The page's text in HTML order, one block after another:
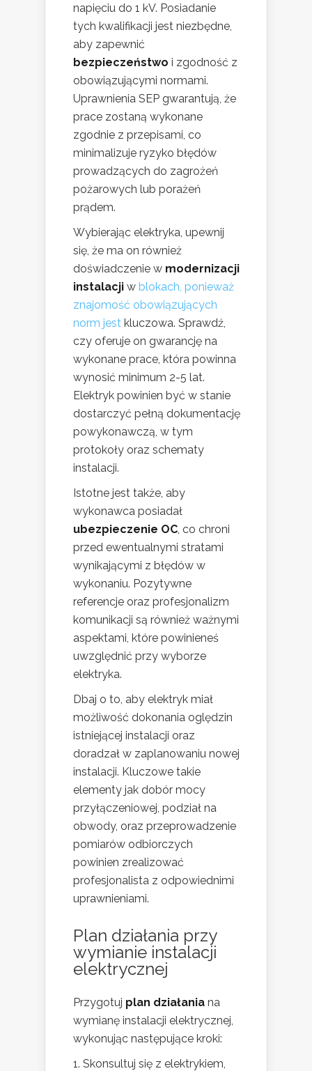
napięciu do 1 kV. Posiadanie
tych kwalifikacji jest niezbędne,
aby zapewnić
bezpieczeństwo i zgodność z
obowiązującymi normami.
Uprawnienia SEP gwarantują, że
prace zostaną wykonane
zgodnie z przepisami, co
minimalizuje ryzyko błędów
prowadzących do zagrożeń
pożarowych lub porażeń
prądem.
Wybierając elektryka, upewnij
się, że ma on również
doświadczenie w modernizacji
instalacji w blokach, ponieważ
znajomość obowiązujących
norm jest kluczowa. Sprawdź,
czy oferuje on gwarancję na
wykonane prace, która powinna
wynosić minimum 2-5 lat.
Elektryk powinien być w stanie
dostarczyć pełną dokumentację
powykonawczą, w tym
protokoły oraz schematy
instalacji.
Istotne jest także, aby
wykonawca posiadał
ubezpieczenie OC , co chroni
przed ewentualnymi stratami
wynikającymi z błędów w
wykonaniu. Pozytywne
referencje oraz profesjonalizm
komunikacji są również ważnymi
aspektami, które powinieneś
uwzględnić przy wyborze
elektryka.
Dbaj o to, aby elektryk miał
możliwość dokonania oględzin
istniejącej instalacji oraz
doradzał w zaplanowaniu nowej
instalacji. Kluczowe takie
elementy jak dobór mocy
przyłączeniowej, podział na
obwody, oraz przeprowadzenie
pomiarów odbiorczych
powinien zrealizować
profesjonalista z odpowiednimi
uprawnieniami.
Plan działania przy
wymianie instalacji
elektrycznej
Przygotuj plan działania na
wymianę instalacji elektrycznej,
wykonując następujące kroki:
Skonsultuj się z elektrykiem,